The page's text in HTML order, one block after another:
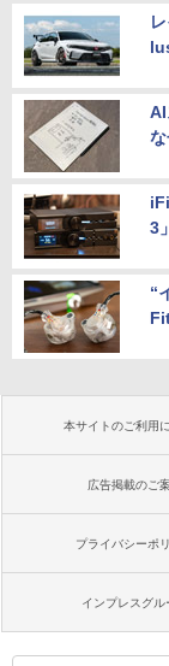
AI
3
“
本サイトのご利用
広告掲載のご
プライバシーポ
インプレスグル